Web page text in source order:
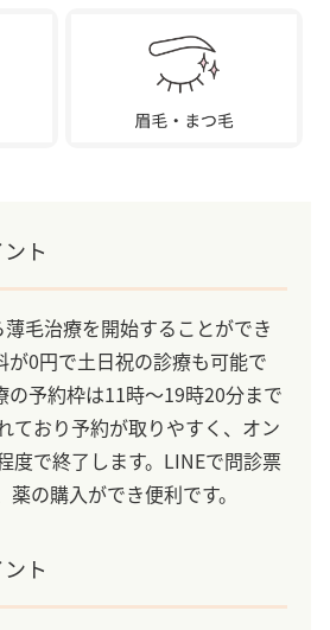
ト
毛治療を開始することができ
が0円で土日祝の診療も可能で
の予約枠は11時～19時20分まで
ており予約が取りやすく、オン
度で終了します。LINEで問診票
の購入ができ便利です。
ト